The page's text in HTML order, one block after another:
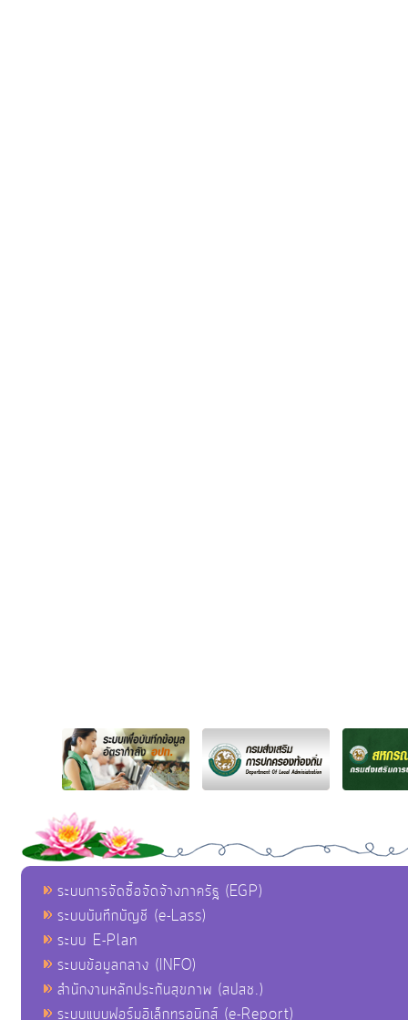
ระบบการจัดซื้อจัดจ้างภาครัฐ (EGP)
ระบบบันทึกบัญชี (e-Lass)
ระบบ E-Plan
ระบบข้อมูลกลาง (INFO)
สำนักงานหลักประกันสุขภาพ (สปสช.)
ระบบแบบฟอร์มอิเล็กทรอนิกส์ (e-Report)